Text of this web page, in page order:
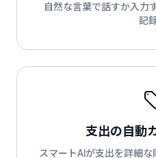
自然な言葉で話すか入力
記
支出の自動
スマートAIが支出を詳細な